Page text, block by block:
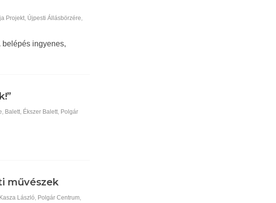
Projekt Újpesti Állásbörzére
belépés ingyenes,
Balett Ékszer Balett Polgár
művészek
Kasza László, Polgár Centrum,